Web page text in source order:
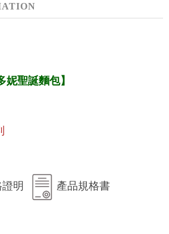
妮聖誕麵包】
明 產品規格書